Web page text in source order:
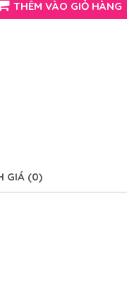
THÊM VÀO GIỎ HÀNG
GIÁ (0)